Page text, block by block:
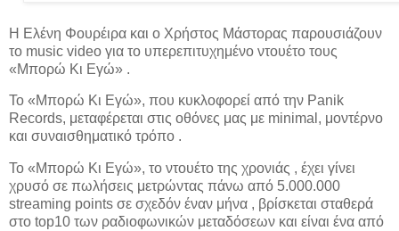
Η Ελένη Φουρέιρα και ο Χρήστος Μάστορας παρουσιάζουν
το music video για το υπερεπιτυχημένο ντουέτο τους
«Μπορώ Κι Εγώ» .
Το «Μπορώ Κι Εγώ», που κυκλοφορεί από την Panik
Records, μεταφέρεται στις οθόνες μας με minimal, μοντέρνο
και συναισθηματικό τρόπο .
Το «Μπορώ Κι Εγώ», το ντουέτο της χρονιάς , έχει γίνει
χρυσό σε πωλήσεις μετρώντας πάνω από 5.000.000
streaming points σε σχεδόν έναν μήνα , βρίσκεται σταθερά
στο top10 των ραδιοφωνικών μεταδόσεων και είναι ένα από